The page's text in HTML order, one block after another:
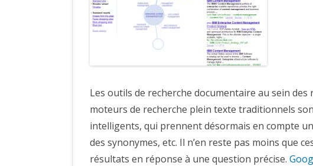
Les outils de recherche documentaire au sein
moteurs de recherche plein texte traditionnels
intelligents, qui prennent désormais en compte
des synonymes, etc. Il n’en reste pas moins que
résultats en réponse à une question précise.